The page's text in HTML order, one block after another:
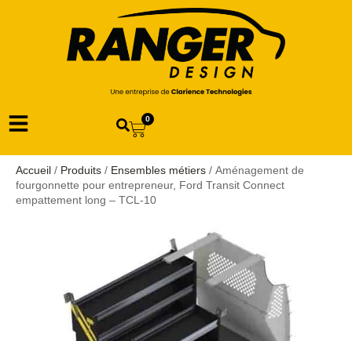
0
Accueil / Produits / Ensembles métiers / Aménagement de
fourgonnette pour entrepreneur, Ford Transit Connect
empattement long – TCL-10